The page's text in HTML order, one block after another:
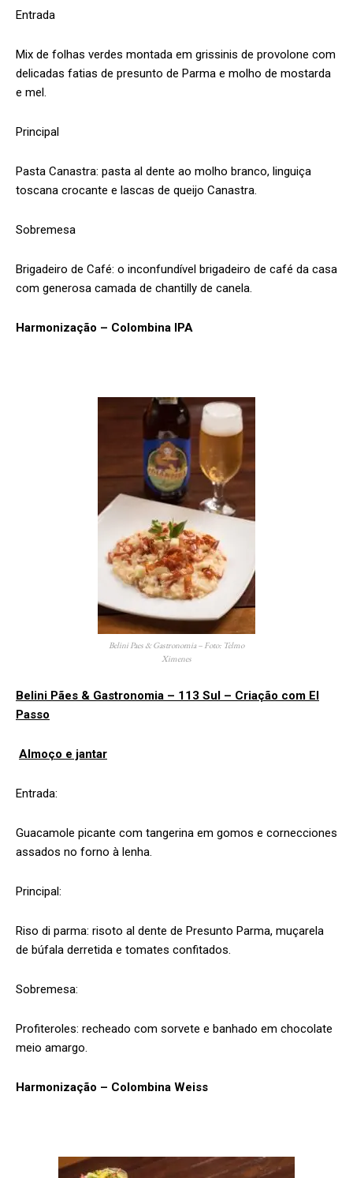
Entrada
Mix de folhas verdes montada em grissinis de provolone com
delicadas fatias de presunto de Parma e molho de mostarda
e mel.
Principal
Pasta Canastra: pasta al dente ao molho branco, linguiça
toscana crocante e lascas de queijo Canastra.
Sobremesa
Brigadeiro de Café: o inconfundível brigadeiro de café da casa
com generosa camada de chantilly de canela.
Harmonização – Colombina IPA
Belini Paes & Gastronomia – Foto: Telmo
Ximenes
Belini Pães & Gastronomia – 113 Sul – Criação com El
Passo
Almoço e jantar
Entrada:
Guacamole picante com tangerina em gomos e cornecciones
assados no forno à lenha.
Principal:
Riso di parma: risoto al dente de Presunto Parma, muçarela
de búfala derretida e tomates confitados.
Sobremesa:
Profiteroles: recheado com sorvete e banhado em chocolate
meio amargo.
Harmonização – Colombina Weiss